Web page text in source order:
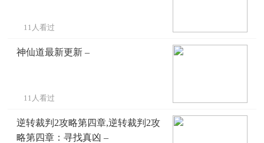
11人看过
神仙道最新更新 –
11人看过
逆转裁判2攻略第四章,逆转裁判2攻
略第四章：寻找真凶 –